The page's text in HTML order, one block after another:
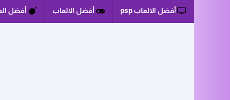
أفضل الالعاب psp أفضل الالعاب أفضل